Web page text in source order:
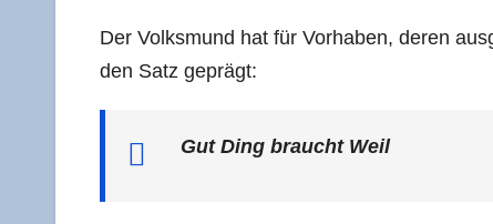
Der Volks­mund hat für Vor­ha­ben, deren
den Satz geprägt:
Gut Ding braucht Weil